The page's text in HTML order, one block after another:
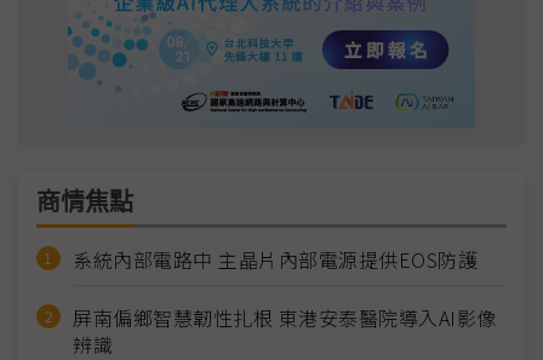
商情焦點
系統內部電路中 主晶片內部電源提供EOS防護
屏南偏鄉智慧韌性扎根 東港安泰醫院導入AI影像
辨識